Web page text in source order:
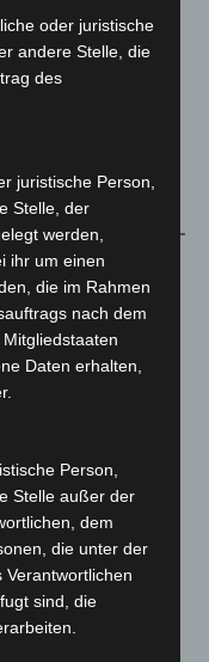
oder juristische
andere Stelle, die
des
juristische Person,
Stelle, der
werden,
ihr um einen
die im Rahmen
nach dem
Daten erhalten,
Person,
Stelle außer der
dem
die unter der
Verantwortlichen
sind, die